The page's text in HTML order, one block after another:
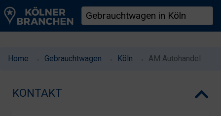
Home Gebrauchtwagen Köln AM Autohandel
KONTAKT